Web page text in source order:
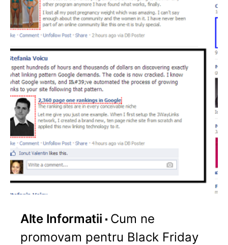
Alte Informatii
Cum ne
promovam pentru Black Friday